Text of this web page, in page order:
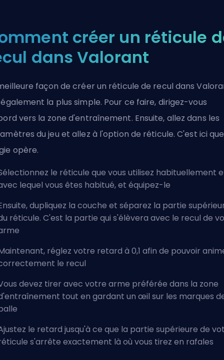
créer un réticule
dans Valorant
façon de créer un réticule de recul dans
la plus simple. Pour ce faire, dirigez-vous
vers la zone d'entraînement. Ensuite, allez dans les
du jeu et allez à l'option de réticule. C'est ici
opère.
le réticule que vous utilisez habituellement
lequel vous êtes habitué, et équipez-le
dupliquez la couche et séparez la partie
réticule. C'est la partie qui s'élèvera avec le recul de
réglez votre retard à 0,1 afin de pouvoir
le recul
devez tirer avec votre arme préférée dans la zone
tout en gardant un œil sur les marques
le retard jusqu'à ce que la partie supérieure de
s'arrête exactement là où vous tirez en rafales